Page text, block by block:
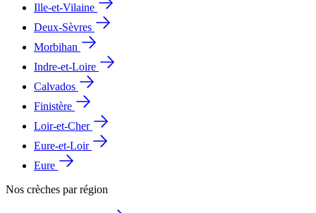
Ille-et-Vilaine
Deux-Sèvres
Morbihan
Indre-et-Loire
Calvados
Finistère
Loir-et-Cher
Eure-et-Loir
Eure
Nos crèches par région